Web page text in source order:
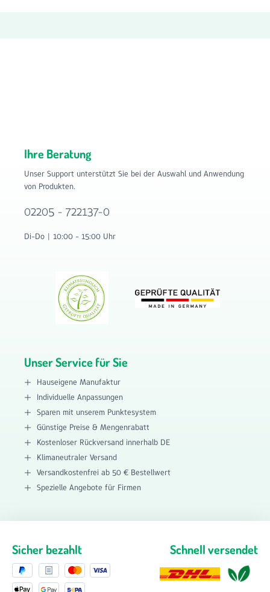
Ihre Beratung
Unser Support unterstützt Sie bei der Auswahl und Anwendung
von Produkten.
02205 - 722137-0
Di-Do | 10:00 - 15:00 Uhr
Unser Service für Sie
Hauseigene Manufaktur
Individuelle Anpassungen
Sparen mit unserem Punktesystem
Günstige Preise & Mengenrabatt
Kostenloser Rückversand innerhalb DE
Klimaneutraler Versand
Versandkostenfrei ab 50 € Bestellwert
Spezielle Angebote für Firmen
Sicher bezahlt Schnell versendet